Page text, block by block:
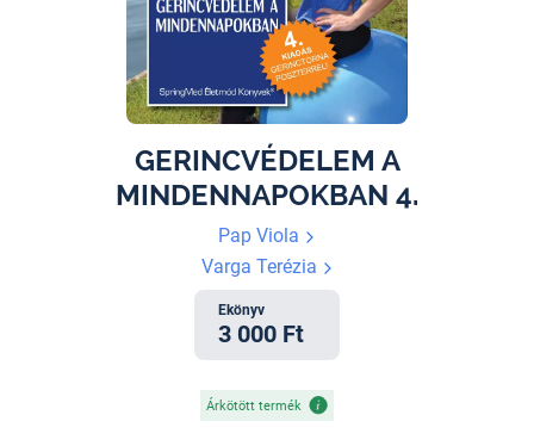
GERINCVÉDELEM A
MINDENNAPOKBAN 4.
Pap Viola
Varga Terézia
Ekönyv
3 000 Ft
Árkötött termék